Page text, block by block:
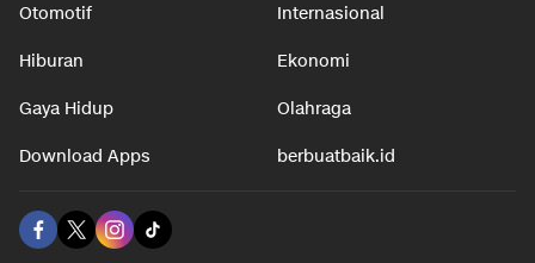
Otomotif Internasional
Hiburan Ekonomi
Gaya Hidup Olahraga
Download Apps berbuatbaik.id